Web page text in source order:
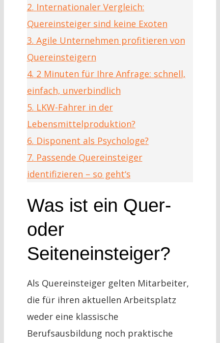
2. Internationaler Vergleich:
Quereinsteiger sind keine Exoten
3. Agile Unternehmen profitieren von
Quereinsteigern
4. 2 Minuten für Ihre Anfrage: schnell,
einfach, unverbindlich
5. LKW-Fahrer in der
Lebensmittelproduktion?
6. Disponent als Psychologe?
7. Passende Quereinsteiger
identifizieren – so geht‘s
Was ist ein Quer-
oder
Seiteneinsteiger?
Als Quereinsteiger gelten Mitarbeiter,
die für ihren aktuellen Arbeitsplatz
weder eine klassische
Berufsausbildung noch praktische